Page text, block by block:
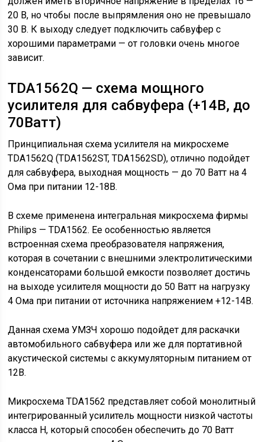
20 В, но чтобы после выпрямления оно не превышало
30 В. К выходу следует подключить сабвуфер с
хорошими параметрами — от головки очень многое
зависит.
TDA1562Q — схема мощного
усилителя для сабвуфера (+14В, до
70Ватт)
Принципиальная схема усилителя на микросхеме
TDA1562Q (TDA1562ST, TDA1562SD), отлично подойдет
для сабвуфера, выходная мощность — до 70 Ватт на 4
Ома при питании 12-18В.
В схеме применена интегральная микросхема фирмы
Philips — TDA1562. Ее особенностью является
встроенная схема преобразователя напряжения,
которая в сочетании с внешними электролитическими
конденсаторами большой емкости позволяет достичь
на выходе усилителя мощности до 50 Ватт на нагрузку
4 Ома при питании от источника напряжением +12-14В.
Данная схема УМЗЧ хорошо подойдет для раскачки
автомобильного сабвуфера или же для портативной
акустической системы с аккумуляторным питанием от
12В.
Микросхема TDA1562 представляет собой монолитный
интегрированный усилитель мощности низкой частоты
класса H, который способен обеспечить до 70 Ватт